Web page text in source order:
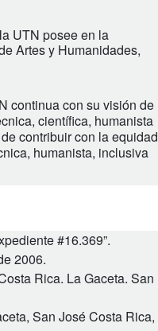
UTN posee en la
Artes y Humanidades,
continua con su visión de
científica, humanista
contribuir con la equidad
humanista, inclusiva
#16.369”.
2006.
Rica. La Gaceta. San
San José Costa Rica,